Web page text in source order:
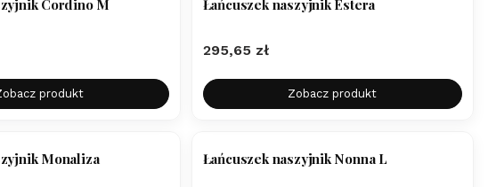
Cordino M
produkt
Łańcuszek naszyjnik Estera
Cena
295,65 zł
Zobacz produkt
Monaliza Łańcuszek naszyjnik Nonna L